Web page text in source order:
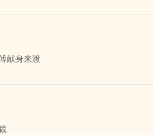
合
献身来渡